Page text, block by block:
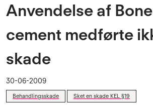
Anvendelse af
cement medførte
skade
30-06-2009
Behandlingsskade Sket en skade KEL §19